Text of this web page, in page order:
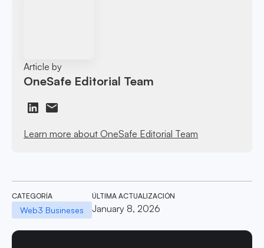
Article by
OneSafe Editorial Team
Learn more about OneSafe Editorial Team
CATEGORÍA
Web3 Busineses
ÚLTIMA ACTUALIZACIÓN
January 8, 2026